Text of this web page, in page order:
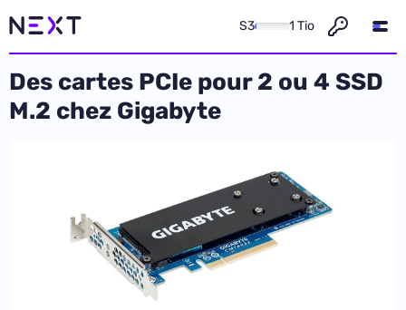
S3 1 Tio
Des cartes PCIe pour 2 ou 4 SSD
M.2 chez Gigabyte